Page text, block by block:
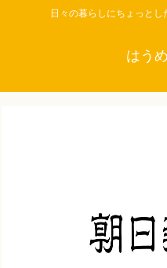
日々の暮らしにちょっと
はう